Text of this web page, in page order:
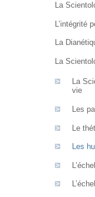
La
L’intégrité
La
La
La
vie
Les
Le
Les